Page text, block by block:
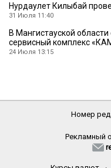
Нурдаулет Килыбай
31 Июля 11:40
В Мангистауской
сервисный комплекс
24 Июля 13:15
Номер
Рекламный